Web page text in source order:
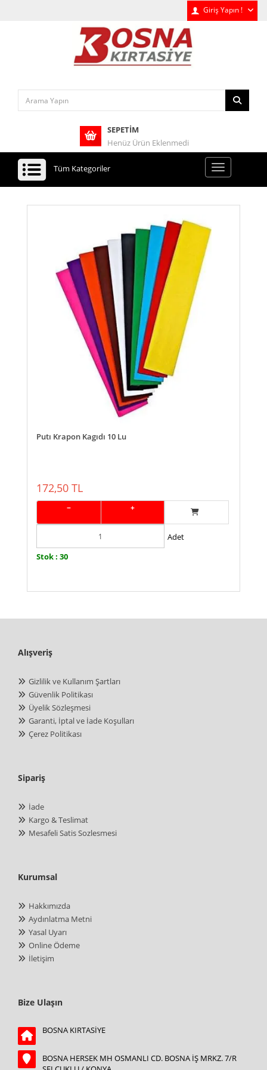
Giriş Yapın !
SEPETIM
Henüz Ürün Eklenmedi
Tüm Kategoriler
Putı Krapon Kagıdı 10 Lu
172,50 TL
− +
Adet
Stok : 30
Alışveriş
Gizlilik ve Kullanım Şartları
Güvenlik Politikası
Üyelik Sözleşmesi
Garanti, İptal ve İade Koşulları
Çerez Politikası
Sipariş
İade
Kargo & Teslimat
Mesafeli Satis Sozlesmesi
Kurumsal
Hakkımızda
Aydınlatma Metni
Yasal Uyarı
Online Ödeme
İletişim
Bize Ulaşın
BOSNA KIRTASİYE
BOSNA HERSEK MH OSMANLI CD. BOSNA İŞ MRKZ. 7/R